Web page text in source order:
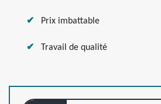
Prix imbattable
Travail de qualité